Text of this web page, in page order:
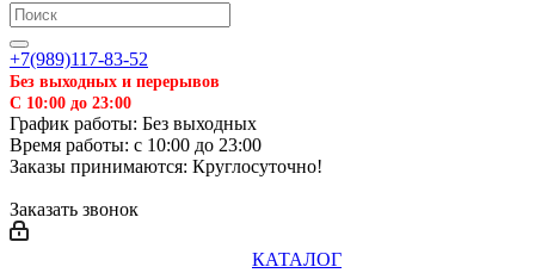
+7(989)117-83-52
Без выходных и перерывов
С 10:00 до 23:00
График работы: Без выходных
Время работы: с 10:00 до 23:00
Заказы принимаются: Круглосуточно!
Заказать звонок
КАТАЛОГ